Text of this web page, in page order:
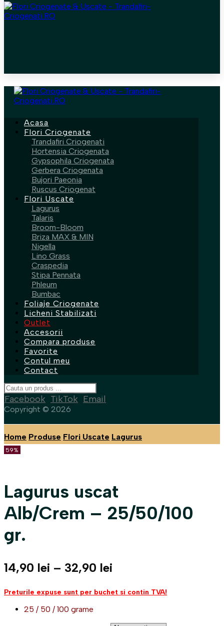
Acasa
Flori Criogenate
Trandafiri Criogenati
Hortensia Criogenata
Gypsophila Criogenata
Gerbera Criogenata
Bujori Paeonia
Ruscus Criogenat
Flori Uscate
Lagurus
Talaris
Broom-Bloom
Briza MAX & MIN
Nigella
Lino Grass
Craspedia
Stipa Pennata
Phleum
Bumbac
Foliaje Criogenate
Licheni Stabilizati
Outlet
Accesorii
Compara produse
Favorite
Contul meu
Contact
Facebook TikTok Email
Copyright © 2026
Home Produse Flori Uscate Lagurus
59%
Lagurus uscat
Alb/Crem – 25/50/100
gr.
14,90 lei – 32,90 lei
prețuri:
Preturile expuse sunt per buchet si contin TVA!
25 / 50 / 100 grame